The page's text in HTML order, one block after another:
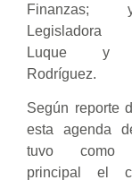
Legisladora
Luque y
Rodríguez.
Según reporte
esta agenda
tuvo como
principal el